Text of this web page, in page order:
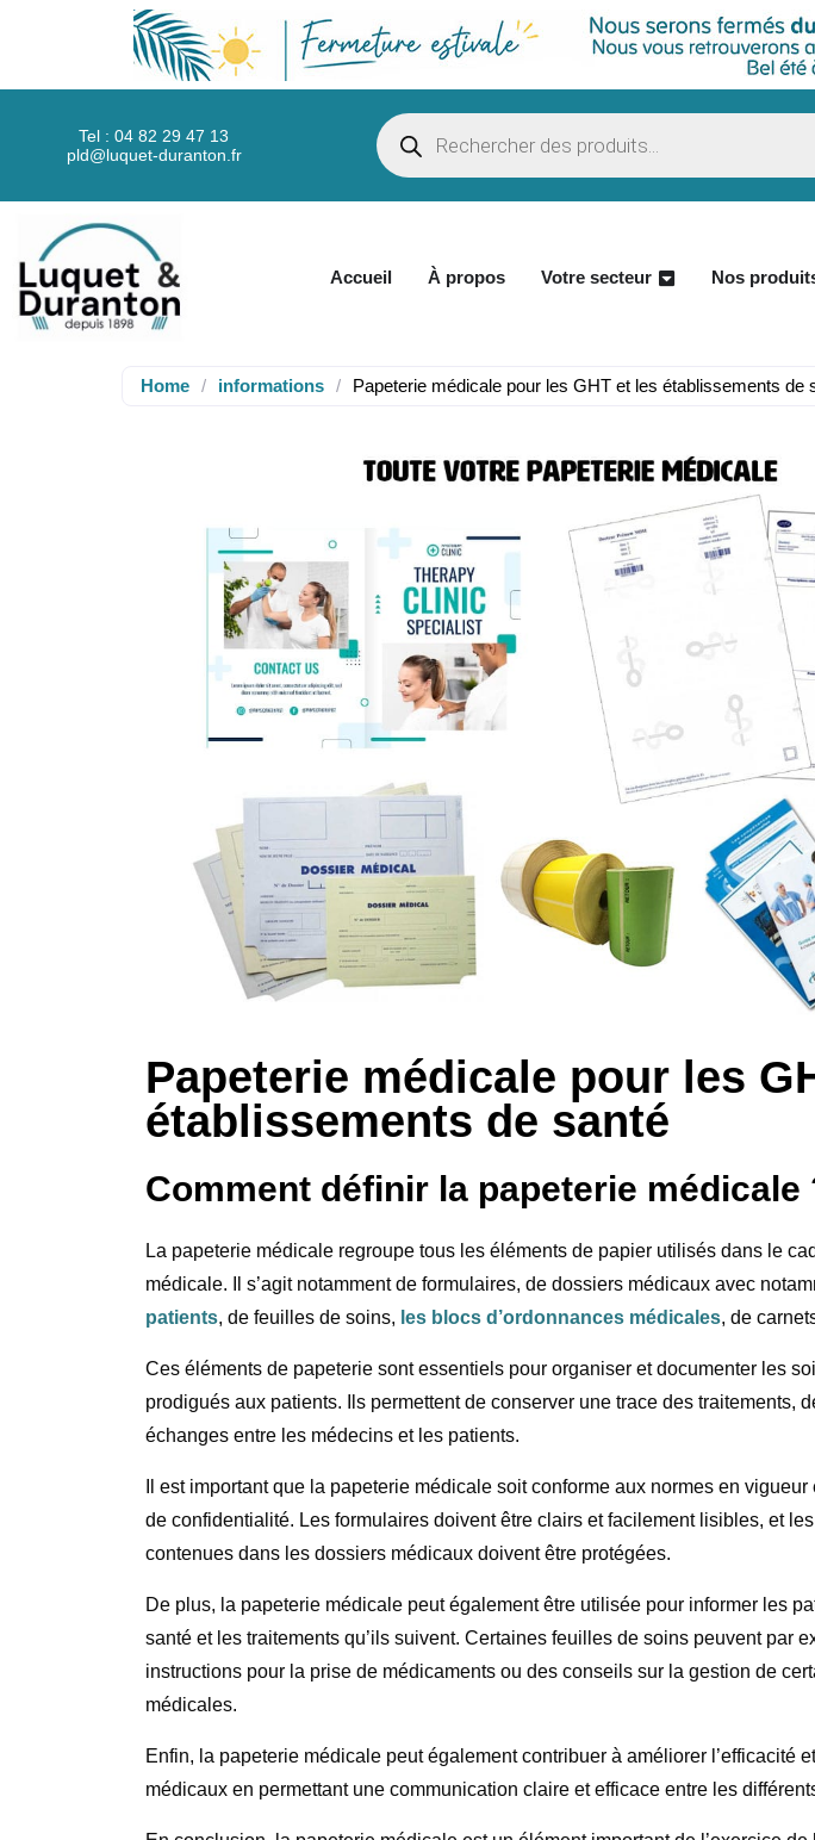
Tel : 04 82 29 47 13
pld@luquet-duranton.fr
Accueil À propos Votre secteur Nos
Home / informations / Papeterie médicale pour les GHT et les établissements de
Papeterie médicale pour les
établissements de santé
Comment définir la papeterie médicale
La papeterie médicale regroupe tous les éléments de papier utilisés dans le
médicale. Il s’agit notamment de formulaires, de dossiers médicaux avec
patients, de feuilles de soins, les blocs d’ordonnances médicales, de
Ces éléments de papeterie sont essentiels pour organiser et documenter les
prodigués aux patients. Ils permettent de conserver une trace des traitements,
échanges entre les médecins et les patients.
Il est important que la papeterie médicale soit conforme aux normes en
de confidentialité. Les formulaires doivent être clairs et facilement lisibles, et
contenues dans les dossiers médicaux doivent être protégées.
De plus, la papeterie médicale peut également être utilisée pour informer les
santé et les traitements qu’ils suivent. Certaines feuilles de soins peuvent par
instructions pour la prise de médicaments ou des conseils sur la gestion de
médicales.
Enfin, la papeterie médicale peut également contribuer à améliorer l’efficacité
médicaux en permettant une communication claire et efficace entre les